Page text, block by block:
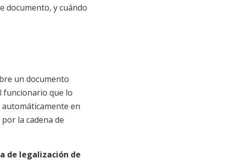
documento, y cuándo
un documento
funcionario que lo
en
la cadena de
de legalización de